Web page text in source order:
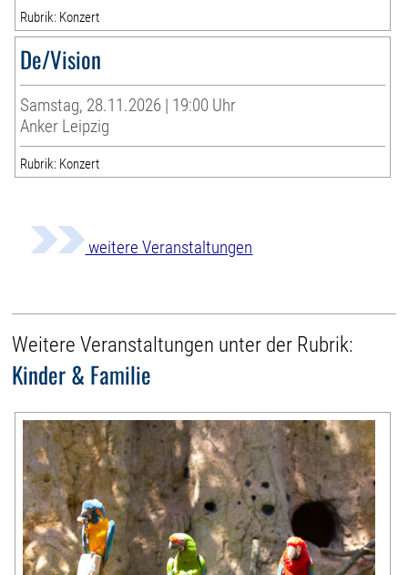
Rubrik: Konzert
De/Vision
Samstag, 28.11.2026 | 19:00 Uhr
Anker Leipzig
Rubrik: Konzert
weitere Veranstaltungen
Weitere Veranstaltungen unter der Rubrik:
Kinder & Familie